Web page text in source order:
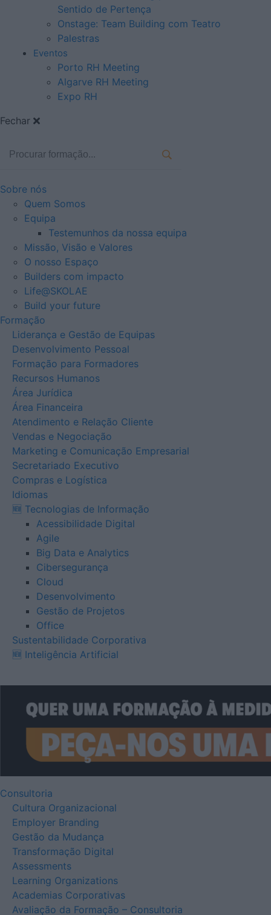
Sentido de Pertença
Onstage: Team Building com Teatro
Palestras
Eventos
Porto RH Meeting
Algarve RH Meeting
Expo RH
Fechar
Sobre nós
Quem Somos
Equipa
Testemunhos da nossa equipa
Missão, Visão e Valores
O nosso Espaço
Builders com impacto
Life@SKOLAE
Build your future
Formação
Liderança e Gestão de Equipas
Desenvolvimento Pessoal
Formação para Formadores
Recursos Humanos
Área Jurídica
Área Financeira
Atendimento e Relação Cliente
Vendas e Negociação
Marketing e Comunicação Empresarial
Secretariado Executivo
Compras e Logística
Idiomas
🆕 Tecnologias de Informação
Acessibilidade Digital
Agile
Big Data e Analytics
Cibersegurança
Cloud
Desenvolvimento
Gestão de Projetos
Office
Sustentabilidade Corporativa
🆕 Inteligência Artificial
Consultoria
Cultura Organizacional
Employer Branding
Gestão da Mudança
Transformação Digital
Assessments
Learning Organizations
Academias Corporativas
Avaliação da Formação – Consultoria